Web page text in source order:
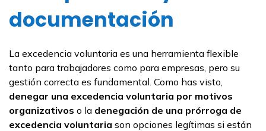
documentación
La excedencia voluntaria es una herramienta flexible
tanto para trabajadores como para empresas, pero su
gestión correcta es fundamental. Como has visto,
denegar una excedencia voluntaria por motivos
organizativos o la denegación de una prórroga de
excedencia voluntaria son opciones legítimas si están